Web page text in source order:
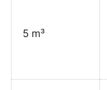
5 m³